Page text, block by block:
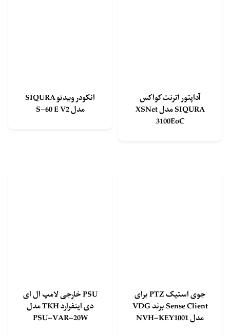
آداپتور اترنت کواکس
SIQURA مدل XSNet
3100EoC
انکودر ویدئو SIQURA
مدل S-60 E V2
جوی استیک PTZ برای
Sense Client برند VDG
مدل NVH-KEY1001
PSU خارجی لامپ ال ای
دی اینفرارد TKH مدل
PSU-VAR-20W